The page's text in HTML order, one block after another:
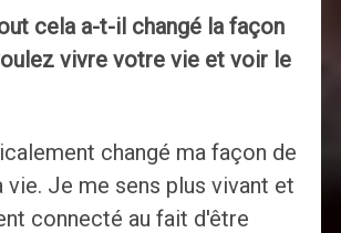
cela a-t-il changé la façon
vivre votre vie et voir le
changé ma façon de
vie. Je me sens plus vivant et
connecté au fait d'être